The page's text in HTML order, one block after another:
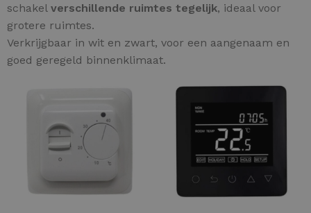
schakel verschillende ruimtes tegelijk, ideaal voor
grotere ruimtes.
Verkrijgbaar in wit en zwart, voor een aangenaam en
goed geregeld binnenklimaat.